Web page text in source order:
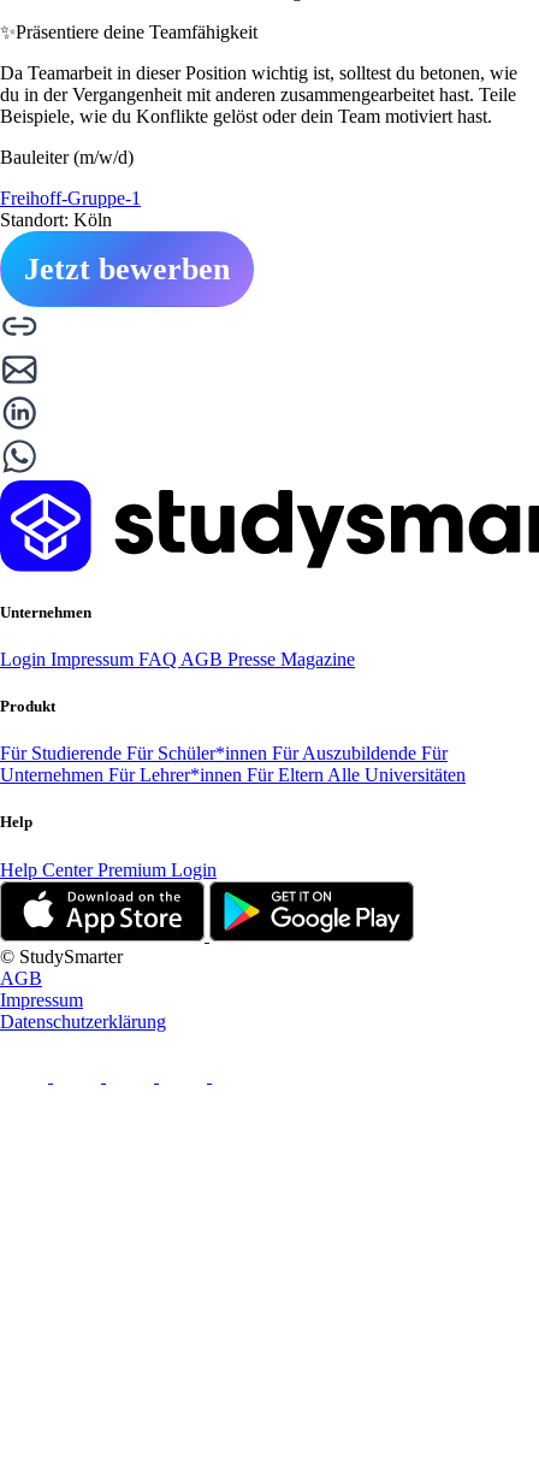
✨Präsentiere deine Teamfähigkeit
Da Teamarbeit in dieser Position wichtig ist, solltest du betonen, wie
du in der Vergangenheit mit anderen zusammengearbeitet hast. Teile
Beispiele, wie du Konflikte gelöst oder dein Team motiviert hast.
Bauleiter (m/w/d)
Freihoff-Gruppe-1
Standort: Köln
Jetzt bewerben
Unternehmen
Login Impressum FAQ AGB Presse Magazine
Produkt
Für Studierende Für Schüler*innen Für Auszubildende Für
Unternehmen Für Lehrer*innen Für Eltern Alle Universitäten
Help
Help CenterPremium Login
© StudySmarter
AGB
Impressum
Datenschutzerklärung